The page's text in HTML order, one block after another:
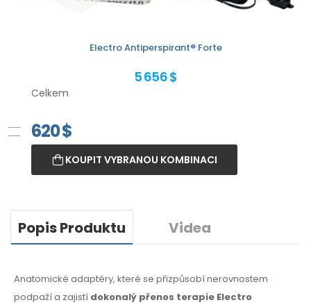
Electro Antiperspirant® Forte
5 656 $
Celkem
620$
KOUPIT VYBRANOU KOMBINACI
Popis Produktu Videa
Anatomické adaptéry, které se přizpůsobí nerovnostem
podpažía zajistí dokonalý přenos terapie Electro